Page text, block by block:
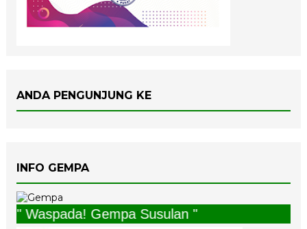
ANDA PENGUNJUNG KE
INFO GEMPA
" Waspada! Gempa Susulan "